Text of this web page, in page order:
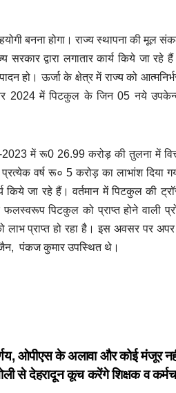
बनना होगा। राज्य स्थापना की मूल
द्वारा लगातार कार्य किये जा रहे
हो। ऊर्जा के क्षेत्र में राज्य को
2024 में पिटकुल के जिन 05 नये
में रू0 26.99 करोड़ की तुलना में
वर्ष रू० 5 करोड़ का लाभांश दिया
किये जा रहे हैं। वर्तमान में पिटकुल की
पिटकुल को प्राप्त होने वाली
लाभ प्राप्त हो रहा है। इस अवसर पर
पंकज कुमार उपस्थित थे।
ओपीएस के अलावा और कोई मंजूर
से देहरादून कूच करेंगे शिक्षक व
यात्रा में
का
घर
NO
युवा
जसपाल
को
POKHARIYAL
COMMENTS